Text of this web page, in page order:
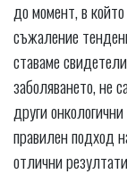
до момент, в
съжаление
ставаме
заболяването, не
други
правилен подход
отлични